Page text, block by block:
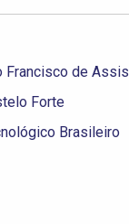
Francisco de Assis
Forte
Brasileiro